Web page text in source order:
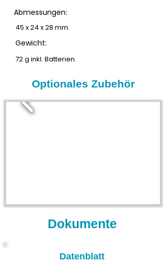
Abmessungen:
45 x 24 x 28 mm.
Gewicht:
72 g inkl. Batterien.
Optionales Zubehör
Dokumente
Datenblatt